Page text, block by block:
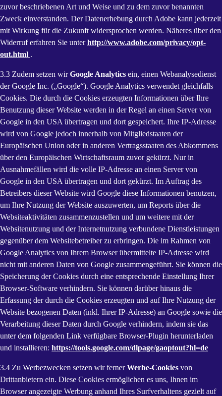
zuvor beschriebenen Art und Weise und zu dem zuvor benannten
Zweck einverstanden. Der Datenerhebung durch Adobe kann jederzeit
mit Wirkung für die Zukunft widersprochen werden. Näheres über den
Widerruf erfahren Sie unterhttp://www.adobe.com/privacy/opt-
out.html .
3.3 Zudem setzen wirGoogle Analytics ein, einen Webanalysedienst
der Google Inc. („Google“). Google Analytics verwendet gleichfalls
Cookies. Die durch die Cookies erzeugten Informationen über Ihre
Benutzung dieser Website werden in der Regel an einen Server von
Google in den USA übertragen und dort gespeichert. Ihre IP-Adresse
wird von Google jedoch innerhalb von Mitgliedstaaten der
Europäischen Union oder in anderen Vertragsstaaten des Abkommens
über den Europäischen Wirtschaftsraum zuvor gekürzt. Nur in
Ausnahmefällen wird die volle IP-Adresse an einen Server von
Google in den USA übertragen und dort gekürzt. Im Auftrag des
Betreibers dieser Website wird Google diese Informationen benutzen,
um Ihre Nutzung der Website auszuwerten, um Reports über die
Websiteaktivitäten zusammenzustellen und um weitere mit der
Websitenutzung und der Internetnutzung verbundene Dienstleistungen
gegenüber dem Websitebetreiber zu erbringen. Die im Rahmen von
Google Analytics von Ihrem Browser übermittelte IP-Adresse wird
nicht mit anderen Daten von Google zusammengeführt. Sie können die
Speicherung der Cookies durch eine entsprechende Einstellung Ihrer
Browser-Software verhindern. Sie können darüber hinaus die
Erfassung der durch die Cookies erzeugten und auf Ihre Nutzung der
Website bezogenen Daten (inkl. Ihrer IP-Adresse) an Google sowie die
Verarbeitung dieser Daten durch Google verhindern, indem sie das
unter dem folgenden Link verfügbare Browser-Plugin herunterladen
und installieren: https://tools.google.com/dlpage/gaoptout?hl=de
3.4 Zu Werbezwecken setzen wir fernerWerbe-Cookies von
Drittanbietern ein. Diese Cookies ermöglichen es uns, Ihnen im
Browser angezeigte Werbung anhand Ihres Surfverhaltens gezielt auf